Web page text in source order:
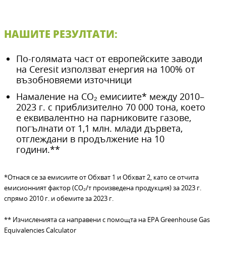
НАШИТЕ РЕЗУЛТАТИ:
По-голямата част от европейските заводи
на Ceresit използват енергия на 100% от
възобновяеми източници
Намаление на CO₂ емисиите* между 2010–
2023 г. с приблизително 70 000 тона, което
е еквивалентно на парниковите газове,
погълнати от 1,1 млн. млади дървета,
отглеждани в продължение на 10
години.**
*Отнася се за емисиите от Обхват 1 и Обхват 2, като се отчита
емисионният фактор (CO₂/т произведена продукция) за 2023 г.
спрямо 2010 г. и обемите за 2023 г.
** Изчисленията са направени с помощта на EPA Greenhouse Gas
Equivalencies Calculator